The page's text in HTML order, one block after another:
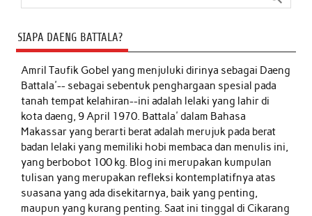
SIAPA DAENG BATTALA?
Amril Taufik Gobelyang menjuluki dirinya sebagai Daeng
Battala'-- sebagai sebentuk penghargaan spesial pada
tanah tempat kelahiran--ini adalah lelaki yang lahir di
kota daeng, 9 April 1970. Battala' dalam Bahasa
Makassar yang berarti berat adalah merujuk pada berat
badan lelaki yang memiliki hobi membaca dan menulis ini,
yang berbobot 100 kg. Blog ini merupakan kumpulan
tulisan yang merupakan refleksi kontemplatifnya atas
suasana yang ada disekitarnya, baik yang penting,
maupun yang kurang penting. Saat ini tinggal di Cikarang